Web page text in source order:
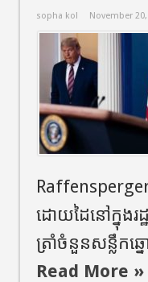
sopha kol November
Raffensperger
ដោយដៃនៅក្នុង
ត្រាំ​ចំនួនសន្លឹកឆ្
Read More »